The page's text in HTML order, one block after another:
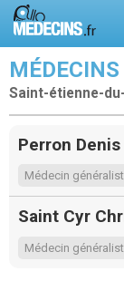
Saint-étienne-
Perron Denis
Médecin
Saint Cyr
Médecin